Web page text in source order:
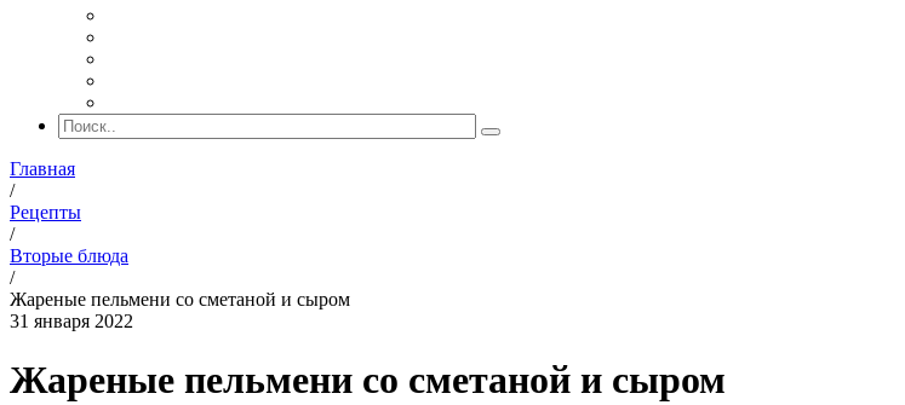
Главная
/
Рецепты
/
Вторые блюда
/
Жареные пельмени со сметаной и сыром
31 января 2022
Жареные пельмени со сметаной и сыром